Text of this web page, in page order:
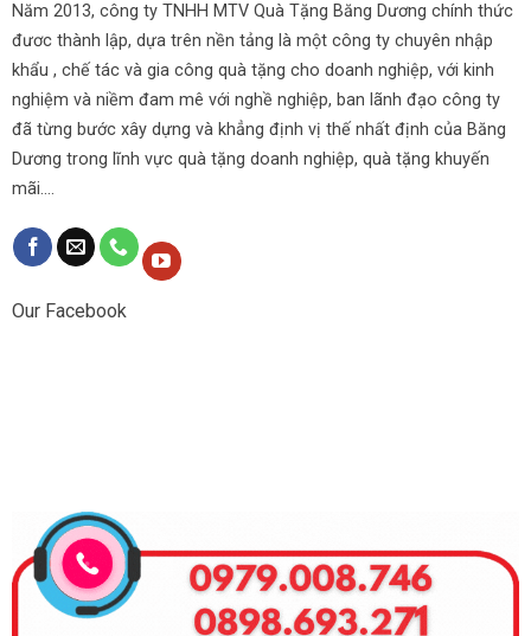
Năm 2013, công ty TNHH MTV Quà Tặng Băng Dương chính thức
đươc thành lập, dựa trên nền tảng là một công ty chuyên nhập
khẩu , chế tác và gia công quà tặng cho doanh nghiệp, với kinh
nghiệm và niềm đam mê với nghề nghiệp, ban lãnh đạo công ty
đã từng bước xây dựng và khẳng định vị thế nhất định của Băng
Dương trong lĩnh vực quà tặng doanh nghiệp, quà tặng khuyến
mãi....
Our Facebook